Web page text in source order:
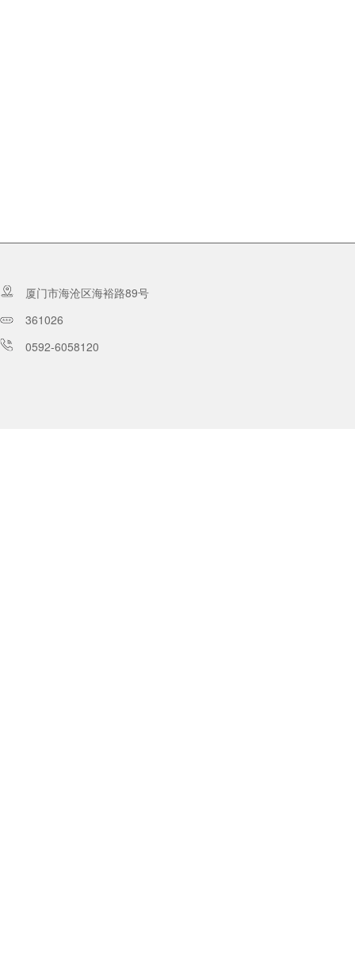
厦门市海沧区海裕路89号
361026
0592-6058120